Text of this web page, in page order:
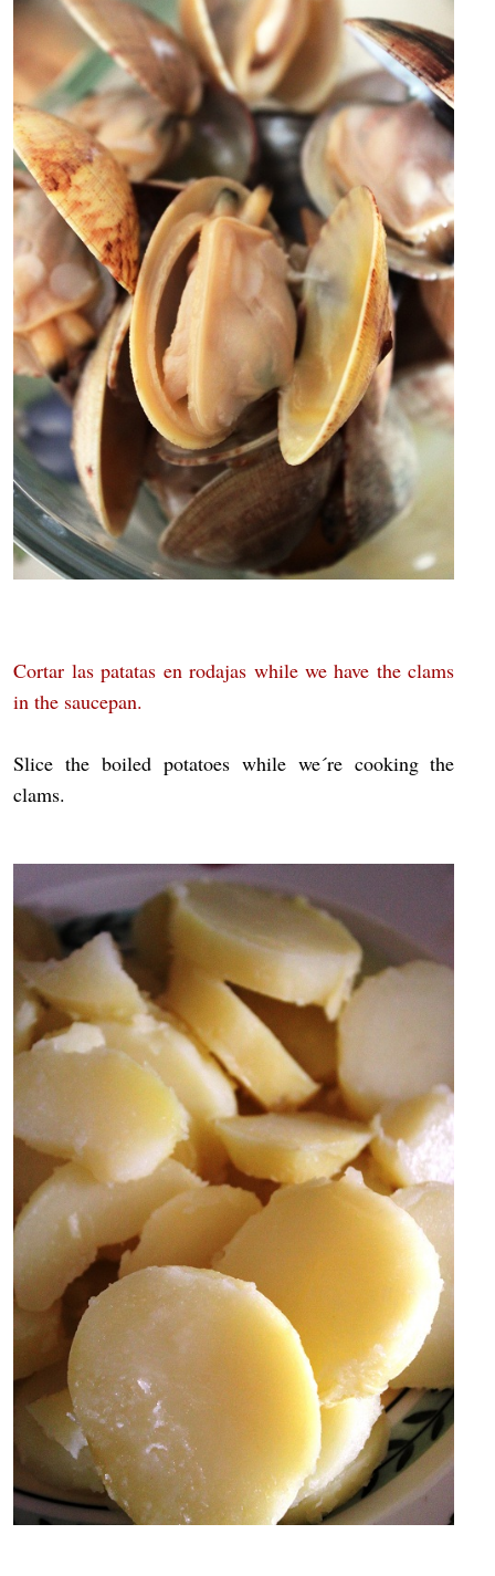
Cortar las patatas en rodajas while we have the clams
in the saucepan.
Slice the boiled potatoes while we´re cooking the
clams.